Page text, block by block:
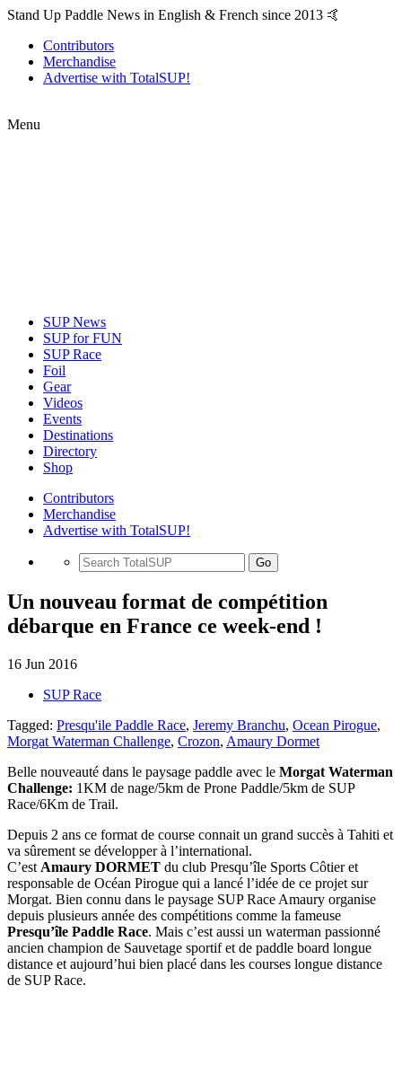
Stand Up Paddle News in English & French since 2013 🤙
Contributors
Merchandise
Advertise with TotalSUP!
Menu
SUP News
SUP for FUN
SUP Race
Foil
Gear
Videos
Events
Destinations
Directory
Shop
Contributors
Merchandise
Advertise with TotalSUP!
Go
Un nouveau format de compétition
débarque en France ce week-end !
16 Jun 2016
SUP Race
Tagged: Presqu'ile Paddle Race, Jeremy Branchu, Ocean Pirogue,
Morgat Waterman Challenge, Crozon, Amaury Dormet
Belle nouveauté dans le paysage paddle avec le Morgat Waterman
Challenge: 1KM de nage/5km de Prone Paddle/5km de SUP
Race/6Km de Trail.
Depuis 2 ans ce format de course connait un grand succès à Tahiti et
va sûrement se développer à l’international.
C’est Amaury DORMET du club Presqu’île Sports Côtier et
responsable de Océan Pirogue qui a lancé l’idée de ce projet sur
Morgat. Bien connu dans le paysage SUP Race Amaury organise
depuis plusieurs année des compétitions comme la fameuse
Presqu’île Paddle Race. Mais c’est aussi un waterman passionné
ancien champion de Sauvetage sportif et de paddle board longue
distance et aujourd’hui bien placé dans les courses longue distance
de SUP Race.